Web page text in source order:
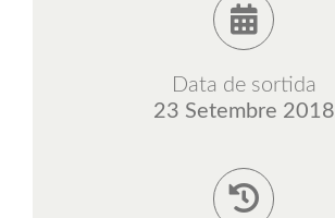
CAT
Data de sortida
23 Setembre 2018